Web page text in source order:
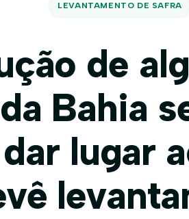
LEVANTAMENTO DE SAFRA
de
Bahia
lugar